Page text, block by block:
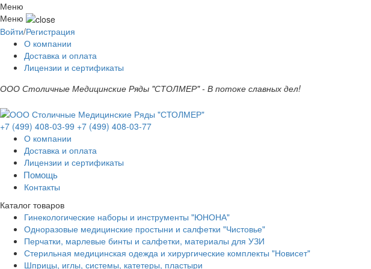
Меню
Меню
Войти/Регистрация
О компании
Доставка и оплата
Лицензии и сертификаты
ООО Столичные Медицинские Ряды "СТОЛМЕР" - В потоке славных дел!
+7 (499) 408-03-99 +7 (499) 408-03-77
О компании
Доставка и оплата
Лицензии и сертификаты
Помощь
Контакты
Каталог товаров
Гинекологические наборы и инструменты "ЮНОНА"
Одноразовые медицинские простыни и салфетки "Чистовье"
Перчатки, марлевые бинты и салфетки, материалы для УЗИ
Стерильная медицинская одежда и хирургические комплекты "Новисет"
Шприцы, иглы, системы, катетеры, пластыри